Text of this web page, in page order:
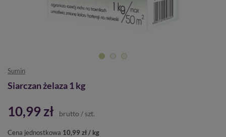
Sumin
Siarczan żelaza 1 kg
10,99 zł brutto / szt.
Cena jednostkowa 10,99 zł / kg